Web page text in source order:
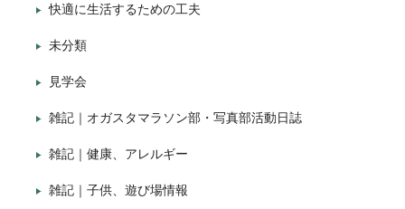
快適に生活するための工夫
未分類
見学会
雑記｜オガスタマラソン部・写真部活動日誌
雑記｜健康、アレルギー
雑記｜子供、遊び場情報